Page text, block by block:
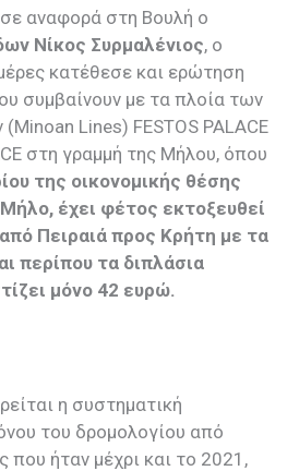
αναφορά στη Βουλή ο
Νίκος Συρμαλένιος, ο
κατέθεσε και ερώτηση
συμβαίνουν με τα πλοία των
Lines) FESTOS PALACE
στη γραμμή της Μήλου, όπου
της οικονομικής θέσης
έχει φέτος εκτοξευθεί
Πειραιά προς Κρήτη με τα
περίπου τα διπλάσια
μόνο 42 ευρώ.
η συστηματική
του δρομολογίου από
που ήταν μέχρι και το 2021,